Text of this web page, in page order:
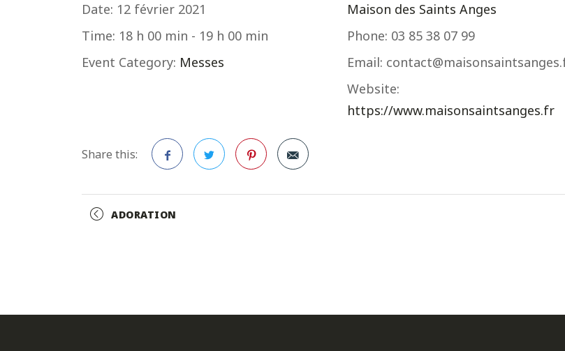
Date: 12 février 2021
Time: 18 h 00 min - 19 h 00 min
Event Category: Messes
Maison des Saints Anges
Phone: 03 85 38 07 99
Email:
Website:
https://www.maisonsaintsanges.fr
Share this:
Event
ADORATION